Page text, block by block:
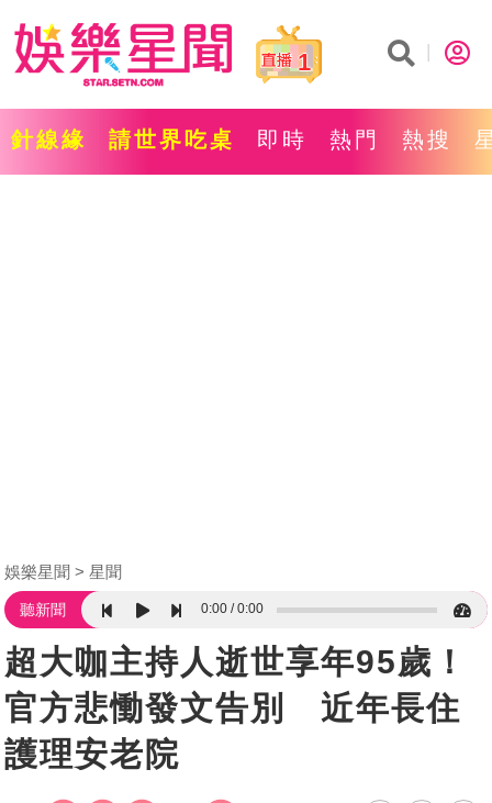
1
針線緣 請世界吃桌 即時 熱門 熱搜
娛樂星聞 星聞
聽新聞 0:00 0:00
超大咖主持人逝世享年95歲！
官方悲慟發文告別 近年長住
護理安老院